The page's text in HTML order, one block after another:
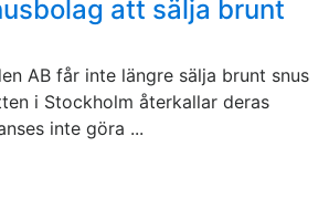
att sälja brunt
AB får inte längre sälja brunt snus
i Stockholm återkallar deras
inte göra ...